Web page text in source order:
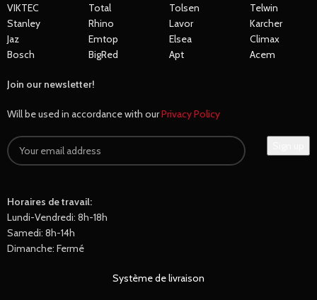
VIKTEC
Total Tolsen
Telwin
Stanley
Rhino Lavor
Karcher
Jaz
Emtop Elsea
Climax
Bosch
BigRed Apt Acem
Join our newsletter!
Will be used in accordance with ourPrivacy Policy
Horaires de travail:
Lundi-Vendredi: 8h-18h
Samedi: 8h-14h
Dimanche: Fermé
Système de livraison